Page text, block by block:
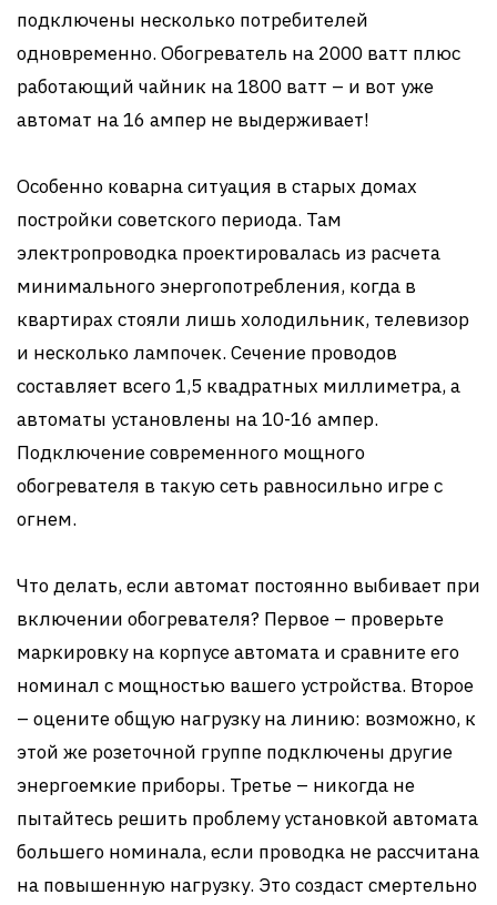
подключены несколько потребителей
одновременно. Обогреватель на 2000 ватт плюс
работающий чайник на 1800 ватт – и вот уже
автомат на 16 ампер не выдерживает!
Особенно коварна ситуация в старых домах
постройки советского периода. Там
электропроводка проектировалась из расчета
минимального энергопотребления, когда в
квартирах стояли лишь холодильник, телевизор
и несколько лампочек. Сечение проводов
составляет всего 1,5 квадратных миллиметра, а
автоматы установлены на 10-16 ампер.
Подключение современного мощного
обогревателя в такую сеть равносильно игре с
огнем.
Что делать, если автомат постоянно выбивает при
включении обогревателя? Первое – проверьте
маркировку на корпусе автомата и сравните его
номинал с мощностью вашего устройства. Второе
– оцените общую нагрузку на линию: возможно, к
этой же розеточной группе подключены другие
энергоемкие приборы. Третье – никогда не
пытайтесь решить проблему установкой автомата
большего номинала, если проводка не рассчитана
на повышенную нагрузку. Это создаст смертельно